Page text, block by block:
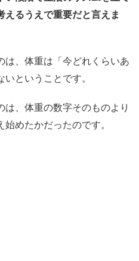
えるうえで重要だと言えま
は、体重は「今どれくらいあ
ということです。
、体重の数字そのものより
めたかだったのです。